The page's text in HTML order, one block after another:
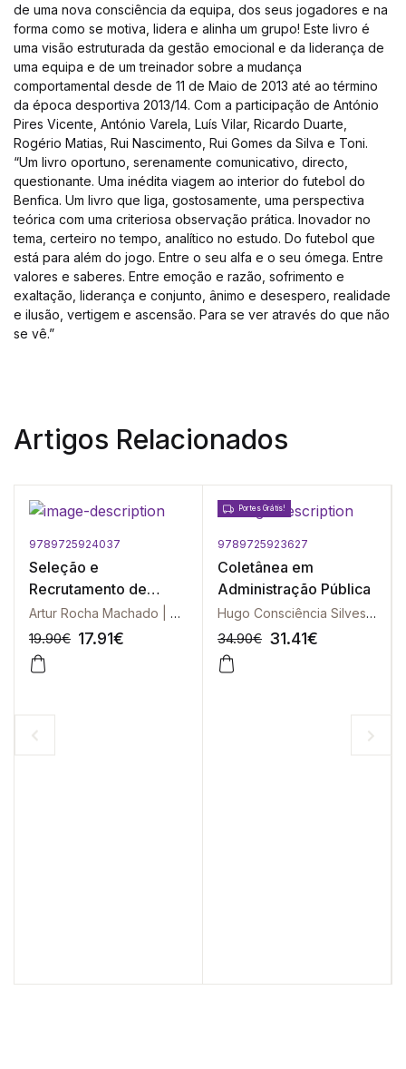
de uma nova consciência da equipa, dos seus jogadores e na
forma como se motiva, lidera e alinha um grupo! Este livro é
uma visão estruturada da gestão emocional e da liderança de
uma equipa e de um treinador sobre a mudança
comportamental desde de 11 de Maio de 2013 até ao término
da época desportiva 2013/14. Com a participação de António
Pires Vicente, António Varela, Luís Vilar, Ricardo Duarte,
Rogério Matias, Rui Nascimento, Rui Gomes da Silva e Toni.
“Um livro oportuno, serenamente comunicativo, directo,
questionante. Uma inédita viagem ao interior do futebol do
Benfica. Um livro que liga, gostosamente, uma perspectiva
teórica com uma criteriosa observação prática. Inovador no
tema, certeiro no tempo, analítico no estudo. Do futebol que
está para além do jogo. Entre o seu alfa e o seu ómega. Entre
valores e saberes. Entre emoção e razão, sofrimento e
exaltação, liderança e conjunto, ânimo e desespero, realidade
e ilusão, vertigem e ascensão. Para se ver através do que não
se vê.”
Artigos Relacionados
9789725924037
Seleção e
Recrutamento de
Pessoas
Artur Rocha Machado | Miguel Nuno Portugal
19.90€ 17.91€
Portes Grátis!
-10%
9789725923627
Coletânea em
Administração Pública
Hugo Consciência Silvestre | Joaquim Filipe Araújo
34.90€ 31.41€